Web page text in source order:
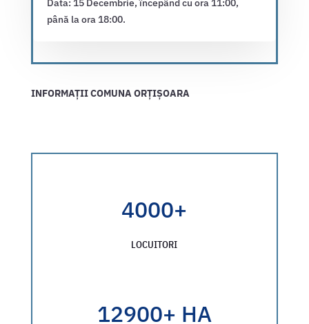
Data: 15 Decembrie, începând cu ora 11:00,
până la ora 18:00.
INFORMAȚIICOMUNAORȚIȘOARA
4000+
LOCUITORI
12900+ HA